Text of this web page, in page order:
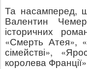
Та насамперед,
Валентин
історичних
«Смерть Атея»,
сімействі»,
королева